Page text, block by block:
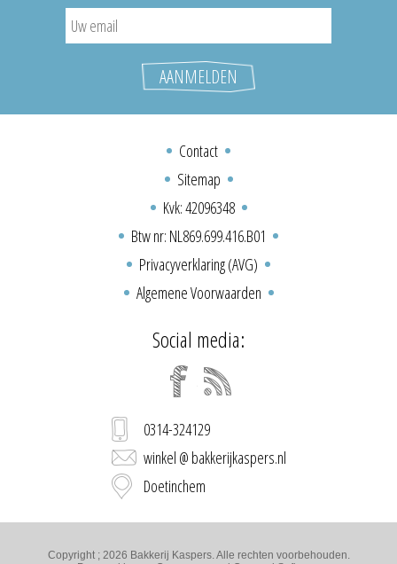
Contact
Sitemap
Kvk: 42096348
Btw nr: NL869.699.416.B01
Privacyverklaring (AVG)
Algemene Voorwaarden
Social media:
0314-324129
winkel @ bakkerijkaspers.nl
Doetinchem
Copyright ; 2026 Bakkerij Kaspers. Alle rechten voorbehouden.